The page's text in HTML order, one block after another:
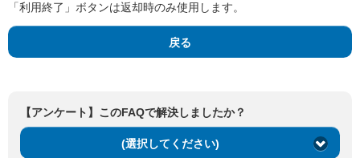
「利用終了」ボタンは返却時のみ使用します。
戻る
【アンケート】このFAQで解決しましたか？
(選択してください)